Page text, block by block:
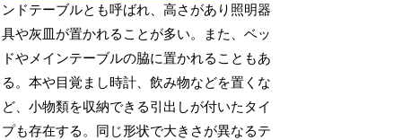
ンドテーブルとも呼ばれ、高さがあり照明器
具や灰皿が置かれることが多い。また、ベッ
ドやメインテーブルの脇に置かれることもあ
る。本や目覚まし時計、飲み物などを置くな
ど、小物類を収納できる引出しが付いたタイ
プも存在する。同じ形状で大きさが異なるテ